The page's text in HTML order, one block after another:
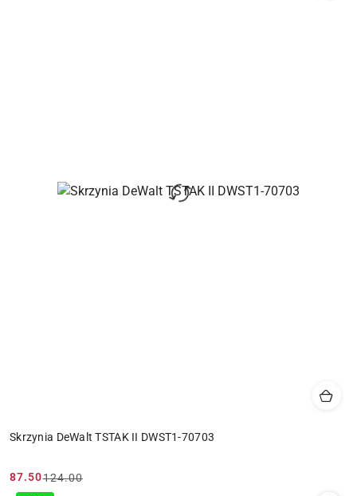
Skrzynia DeWalt TSTAK II DWST1-70703
Cena
87.50
Cena
124.00